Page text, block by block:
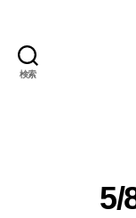
検索
5/